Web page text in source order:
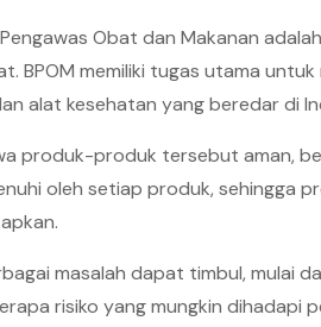
Obat dan Makanan
BPOM memiliki tugas utama
alat kesehatan yang beredar di
produk-produk tersebut aman,
oleh setiap produk, sehingga
masalah dapat timbul, mulai
risiko yang mungkin dihadapi